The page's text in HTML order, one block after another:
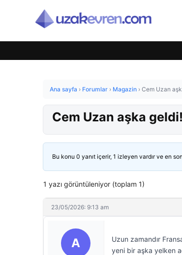
Ana sayfa › Forumlar › Magazin › Cem Uzan
Cem Uzan aşka
Bu konu 0 yanıt içerir, 1 izleyen vardır ve en son
1 yazı görüntüleniyor (toplam 1)
23/05/2026: 9:13 am
A
Uzun zamandır
yeni bir aşka yelken